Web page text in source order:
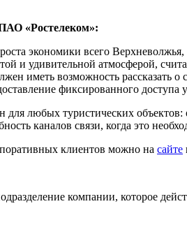
«Ростелеком»:
экономики всего
и удивительной атмосферой,
иметь возможность рассказать
фиксированного
любых туристических
каналов связи, когда это
клиентов можно на сайте
компании, которое